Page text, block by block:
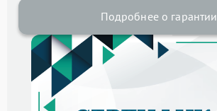
Подробнее о гарантии